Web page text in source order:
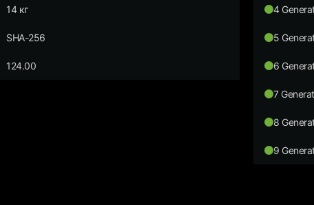
14 кг
SHA-256
124.00
4
5
6
7
8
9